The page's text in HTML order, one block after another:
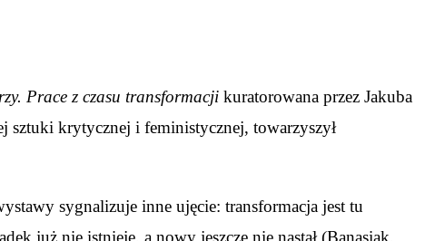
Prace z czasu transformacji kuratorowana przez Jakuba
sztuki krytycznej i feministycznej, towarzyszył
sygnalizuje inne ujęcie: transformacja jest tu
już nie istnieje, a nowy jeszcze nie nastał (Banasiak,